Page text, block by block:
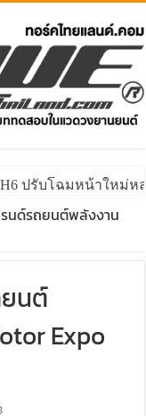
H6 ปรับโฉมหน้าใหม่
นด์รถยนต์พลังงาน
นต์
Expo